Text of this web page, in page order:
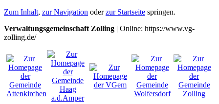
Zum Inhalt, zur Navigation oderzur Startseite springen.
Verwaltungsgemeinschaft Zolling | Online: https://www.vg-
zolling.de/